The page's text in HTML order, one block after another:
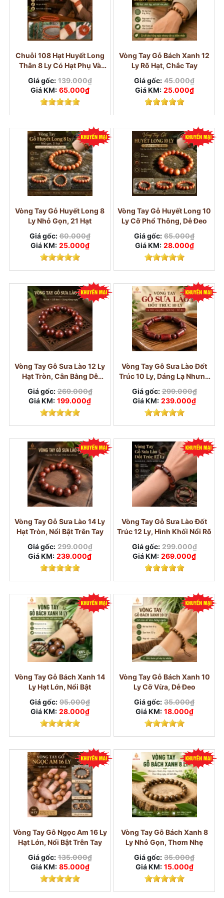
Vòng tay gỗ nên chọn theo chất liệu, cỡ hạt
và mục đích đeo
Khi chọn vòng tay gỗ, nhiều người thường nhìn
vào màu gỗ hoặc giá trước. Tuy nhiên, để đeo
thoải mái và dùng lâu, anh/chị nên chú ý thêm
chất liệu, cỡ hạt, độ đều của hạt, mùi gỗ và
cách xâu vòng.
Một chiếc vòng gỗ phù hợp không nhất thiết
phải là mẫu đắt nhất. Quan trọng là vòng vừa
tay, hạt được chọn kỹ, không có quá nhiều hạt
nứt hoặc méo rõ, dây xâu chắc và chất liệu hợp
làm chuỗi hạt.
Vòng gỗ Bách Xanh
Vòng gỗ Bách Xanh được nhiều khách hàng lựa
chọn vì giá dễ tiếp cận, mùi thơm nhẹ và vân gỗ
tự nhiên đẹp. Dòng này phù hợp với người thích
vòng gỗ mộc, đeo hằng ngày, mua tặng hoặc
đặt số lượng.
Nếu anh/chị muốn xem riêng các cỡ hạt Bách
Bách Xanhđể chọn đúng size trước khi đặt.
Mỹ Nghệ Nguyễn Gia
, vòng Bách Xanh có
nhiều cỡ hạt từ 6–20 ly. Nếu anh/chị cần hạt lớn
hơn, xâu theo số hạt riêng hoặc làm chuỗi 108
hạt, có thể đặt theo yêu cầu nếu có phôi phù
Chuỗi 108 Hạt Huyết Long
Thân 8 Ly Có Hạt Phụ Và
Giá gốc: 139.000₫
Giá KM: 65.000₫
Vòng Tay Gỗ Bách Xanh 12
Ly Rõ Hạt, Chắc Tay
Giá gốc: 45.000₫
Giá KM: 25.000₫
Vòng Tay Gỗ Huyết Long 8
Ly Nhỏ Gọn, 21 Hạt
Giá gốc: 60.000₫
Giá KM: 25.000₫
Vòng Tay Gỗ Huyết Long 10
Ly Cỡ Phổ Thông, Dễ Đeo
Giá gốc: 65.000₫
Giá KM: 28.000₫
Vòng Tay Gỗ Sưa Lào 12 Ly
Hạt Tròn, Cân Bằng Dễ
Giá gốc: 269.000₫
Giá KM: 199.000₫
Vòng Tay Gỗ Sưa Lào Đốt
Trúc 10 Ly, Dáng Lạ Nhưng
Giá gốc: 299.000₫
Giá KM: 239.000₫
Vòng Tay Gỗ Sưa Lào 14 Ly
Hạt Tròn, Nổi Bật Trên Tay
Giá gốc: 299.000₫
Giá KM: 239.000₫
Vòng Tay Gỗ Sưa Lào Đốt
Trúc 12 Ly, Hình Khối Nổi Rõ
Giá gốc: 299.000₫
Giá KM: 269.000₫
Vòng Tay Gỗ Bách Xanh 14
Ly Hạt Lớn, Nổi Bật
Giá gốc: 95.000₫
Giá KM: 28.000₫
Vòng Tay Gỗ Bách Xanh 10
Ly Cỡ Vừa, Dễ Đeo
Giá gốc: 35.000₫
Giá KM: 18.000₫
Vòng Tay Gỗ Ngọc Am 16 Ly
Hạt Lớn, Nổi Bật Trên Tay
Giá gốc: 135.000₫
Giá KM: 85.000₫
Vòng Tay Gỗ Bách Xanh 8
Ly Nhỏ Gọn, Thơm Nhẹ
Giá gốc: 35.000₫
Giá KM: 15.000₫